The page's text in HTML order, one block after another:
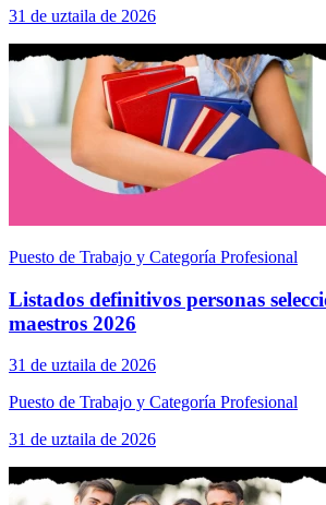
31 de uztaila de 2026
Puesto de Trabajo y Categoría Profesional
Listados definitivos personas
maestros 2026
31 de uztaila de 2026
Puesto de Trabajo y Categoría Profesional
31 de uztaila de 2026